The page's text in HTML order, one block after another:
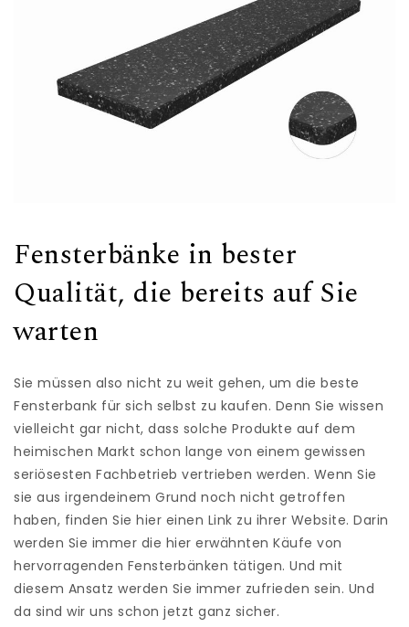
Fensterbänke in bester
Qualität, die bereits auf Sie
warten
Sie müssen also nicht zu weit gehen, um die beste
Fensterbank für sich selbst zu kaufen. Denn Sie wissen
vielleicht gar nicht, dass solche Produkte auf dem
heimischen Markt schon lange von einem gewissen
seriösesten Fachbetrieb vertrieben werden. Wenn Sie
sie aus irgendeinem Grund noch nicht getroffen
haben, finden Sie hier einen Link zu ihrer Website. Darin
werden Sie immer die hier erwähnten Käufe von
hervorragenden Fensterbänken tätigen. Und mit
diesem Ansatz werden Sie immer zufrieden sein. Und
da sind wir uns schon jetzt ganz sicher.